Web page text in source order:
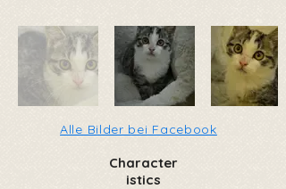
Alle Bilder bei Facebook
Character
istics